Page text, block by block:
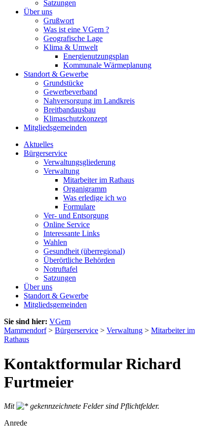
Satzungen
Über uns
Grußwort
Was ist eine VGem ?
Geografische Lage
Klima & Umwelt
Energienutzungsplan
Kommunale Wärmeplanung
Standort & Gewerbe
Grundstücke
Gewerbeverband
Nahversorgung im Landkreis
Breitbandausbau
Klimaschutzkonzept
Mitgliedsgemeinden
Aktuelles
Bürgerservice
Verwaltungsgliederung
Verwaltung
Mitarbeiter im Rathaus
Organigramm
Was erledige ich wo
Formulare
Ver- und Entsorgung
Online Service
Interessante Links
Wahlen
Gesundheit (überregional)
Überörtliche Behörden
Notruftafel
Satzungen
Über uns
Standort & Gewerbe
Mitgliedsgemeinden
Sie sind hier: VGem
Mammendorf> Bürgerservice > Verwaltung > Mitarbeiter im
Rathaus
Kontaktformular Richard
Furtmeier
Mit
gekennzeichnete Felder sind Pflichtfelder.
Anrede